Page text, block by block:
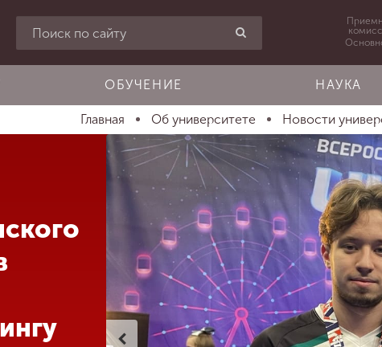
ОБУЧЕНИЕ НАУКА
Главная Об университете Новости